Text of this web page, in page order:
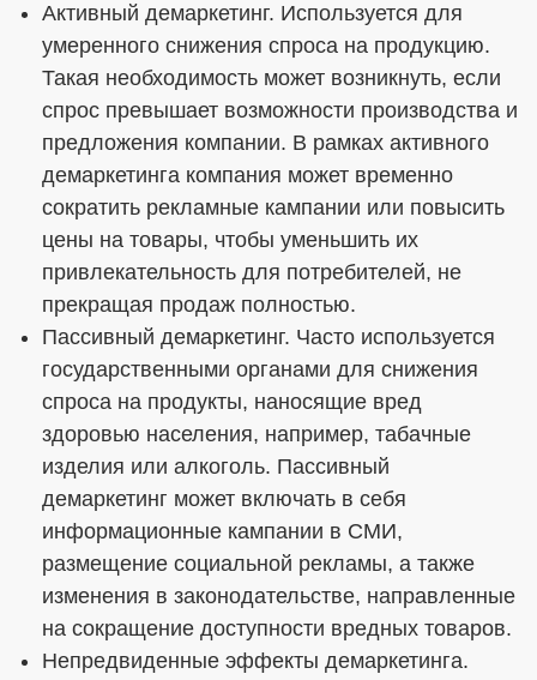
Активный демаркетинг. Используется для
умеренного снижения спроса на продукцию.
Такая необходимость может возникнуть, если
спрос превышает возможности производства и
предложения компании. В рамках активного
демаркетинга компания может временно
сократить рекламные кампании или повысить
цены на товары, чтобы уменьшить их
привлекательность для потребителей, не
прекращая продаж полностью.
Пассивный демаркетинг. Часто используется
государственными органами для снижения
спроса на продукты, наносящие вред
здоровью населения, например, табачные
изделия или алкоголь. Пассивный
демаркетинг может включать в себя
информационные кампании в СМИ,
размещение социальной рекламы, а также
изменения в законодательстве, направленные
на сокращение доступности вредных товаров.
Непредвиденные эффекты демаркетинга.